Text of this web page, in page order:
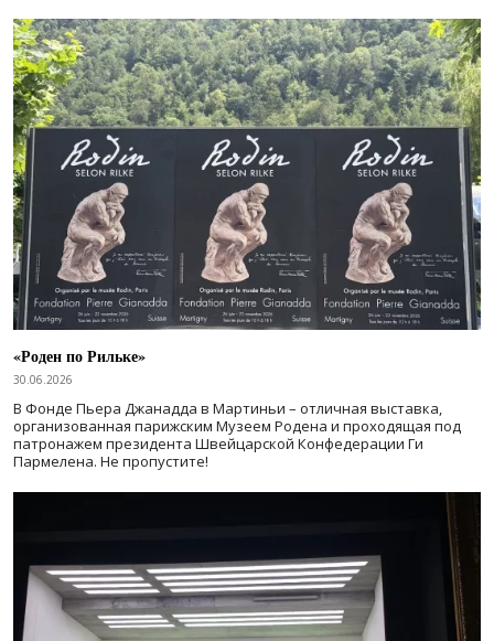
«Роден по Рильке»
30.06.2026
В Фонде Пьера Джанадда в Мартиньи – отличная выставка,
организованная парижским Музеем Родена и проходящая под
патронажем президента Швейцарской Конфедерации Ги
Пармелена. Не пропустите!